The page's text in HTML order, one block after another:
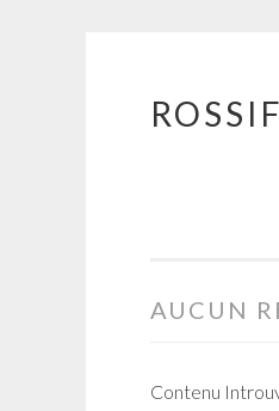
Aller
AUCUN
Contenu